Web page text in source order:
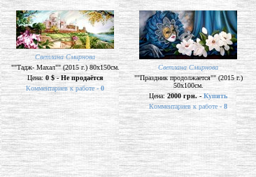
Светлана Смирнова
""Тадж- Махал"" (2015 г.) 80х150см.
Цена:0 $ - Не продаётся
Комментариев к работе - 0
Светлана Смирнова
""Праздник продолжается"" (2015 г.)
50х100см.
Цена: 2000 грн. - Купить
Комментариев к работе - 8